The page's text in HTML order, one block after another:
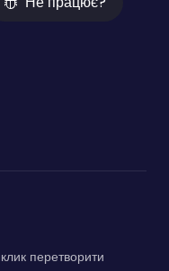
перетворити